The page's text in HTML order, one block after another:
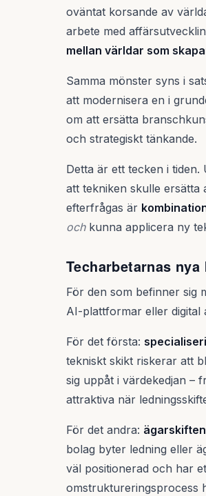
oväntat korsande av
arbete med
mellan världar som
Samma mönster syns i
att modernisera en i
om att ersätta
och strategiskt tänkande.
Detta är ett tecken i
att tekniken skulle ersätta
efterfrågas är
ochkunna applicera ny
Techarbetarnas
För den som befinner sig
AI-plattformar eller digital
För det första:
tekniskt skikt riskerar att
sig uppåt i värdekedjan –
attraktiva när
För det andra:
bolag byter ledning eller
väl positionerad och har
omstruktureringsprocess